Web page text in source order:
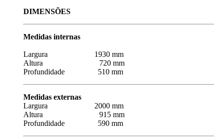
DIMENSÕES
Medidas internas
Largura 1930 mm
Altura 720 mm
Profundidade 510 mm
Medidas externas
Largura 2000 mm
Altura 915 mm
Profundidade 590 mm